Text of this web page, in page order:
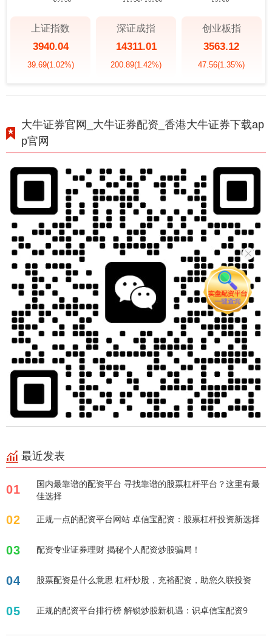
上证指数
3940.04
39.69(1.02%)
深证成指
14311.01
200.89(1.42%)
创业板指
3563.12
47.56(1.35%)
大牛证券官网_大牛证券配资_香港大牛证券下载ap
p官网
最近发表
01
国内最靠谱的配资平台 寻找靠谱的股票杠杆平台？这里有最
佳选择
02 正规一点的配资平台网站 卓信宝配资：股票杠杆投资新选择
03 配资专业证券理财 揭秘个人配资炒股骗局！
04 股票配资是什么意思 杠杆炒股，充裕配资，助您久联投资
05 正规的配资平台排行榜 解锁炒股新机遇：识卓信宝配资9